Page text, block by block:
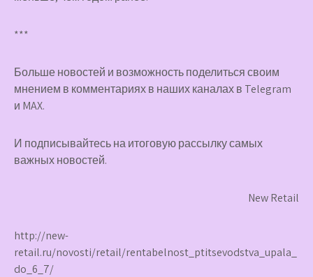
***
Больше новостей и возможность поделиться своим
мнением в комментариях в наших каналах в Telegram
и MAX.
И подписывайтесьна итоговую рассылку самых
важных новостей.
New Retail
http://new-
retail.ru/novosti/retail/rentabelnost_ptitsevodstva_upala_
do_6_7/